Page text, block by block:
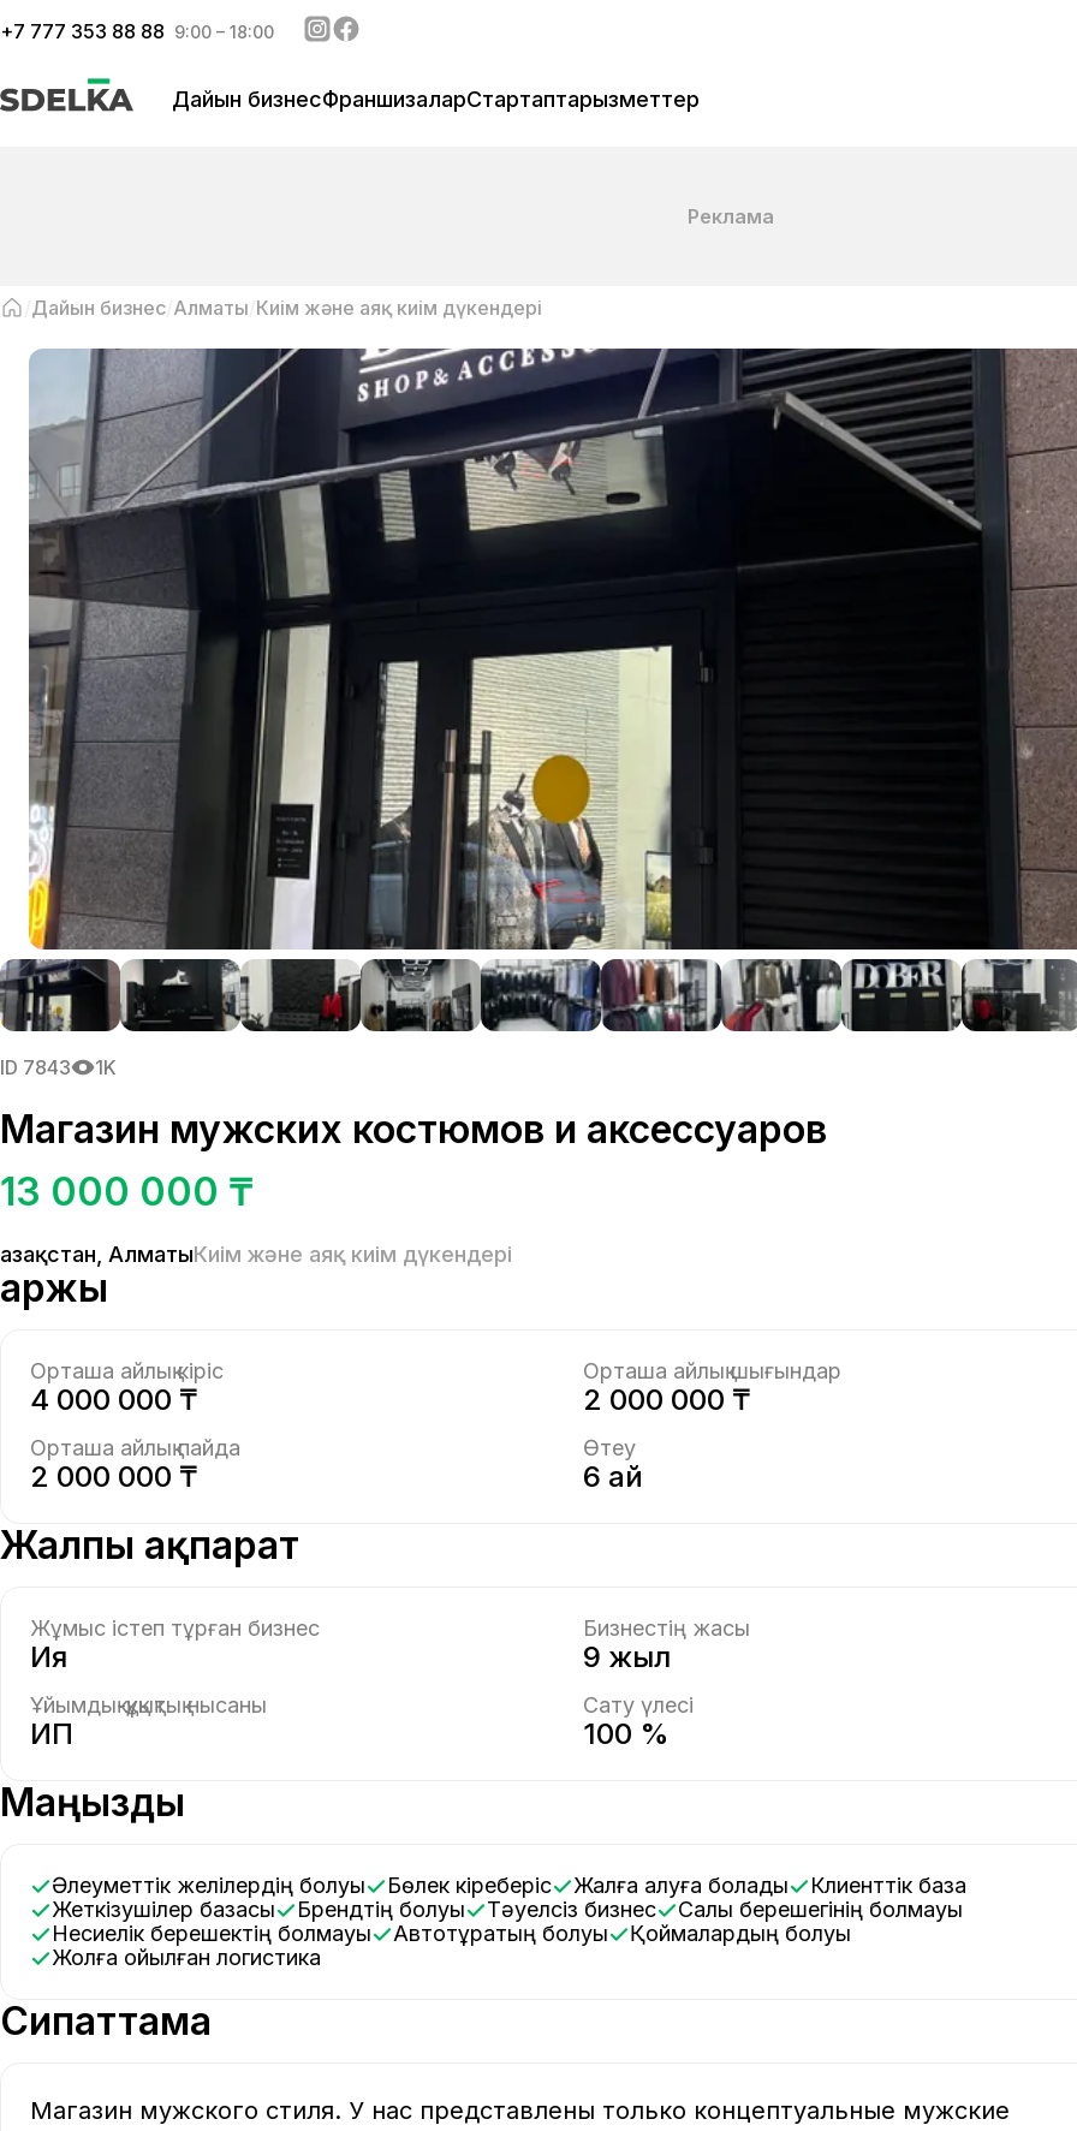
+7 777 353 88 88 9:00 – 18:00
Дайын бизнесФраншизаларСтартаптарҚызметтер
Реклама
Дайын бизнес Алматы Киім және аяқ киім дүкендері
ID 7843 1K
Магазин мужских костюмов и аксессуаров
13 000 000 ₸
Қазақстан АлматыКиім және аяқ киім дүкендері
Қаржы
Орташа айлық кіріс
4 000 000 ₸
Орташа айлық шығындар
2 000 000 ₸
Орташа айлық пайда
2 000 000 ₸
Өтеу
6 ай
Жалпы ақпарат
Жұмыс істеп тұрған бизнес
Ия
Бизнестің жасы
9 жыл
Ұйымдық-құқықтық нысаны
ИП
Сату үлесі
100 %
Маңызды
Әлеуметтік желілердің болуы Бөлек кіреберіс Жалға алуға болады
Клиенттік база
Жеткізушілер базасы
Брендтің болуы Тәуелсіз бизнес
Салық берешегінің болмауы
Несиелік берешектің болмауы
Автотұрақтың болуы
Қоймалардың болуы
Жолға қойылған логистика
Сипаттама
Магазин мужского стиля. У нас представлены только концептуальные мужские